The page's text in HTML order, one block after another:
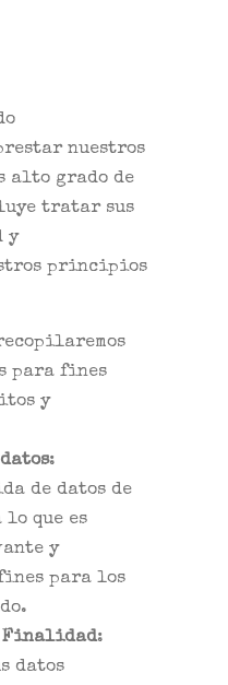
nuestros
alto grado de
tratar sus
y
principios
para fines
y
:
de datos de
que es
y
para los
Finalidad:
datos